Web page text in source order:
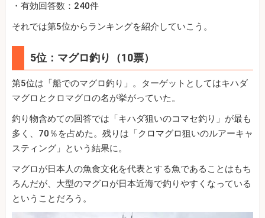
・有効回答数：240件
それでは第5位からランキングを紹介していこう。
5位：マグロ釣り（10票）
第5位は「船でのマグロ釣り」。ターゲットとしてはキハダ
マグロとクロマグロの名が挙がっていた。
釣り物含めての回答では「キハダ狙いのコマセ釣り」が最も
多く、70％を占めた。残りは「クロマグロ狙いのルアーキャ
スティング」という結果に。
マグロが日本人の魚食文化を代表とする魚であることはもち
ろんだが、大型のマグロが日本近海で釣りやすくなっている
ということだろう。